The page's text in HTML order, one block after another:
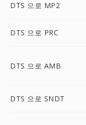
DTS 으로 MP2
DTS 으로 PRC
DTS 으로 AMB
DTS 으로 SNDT